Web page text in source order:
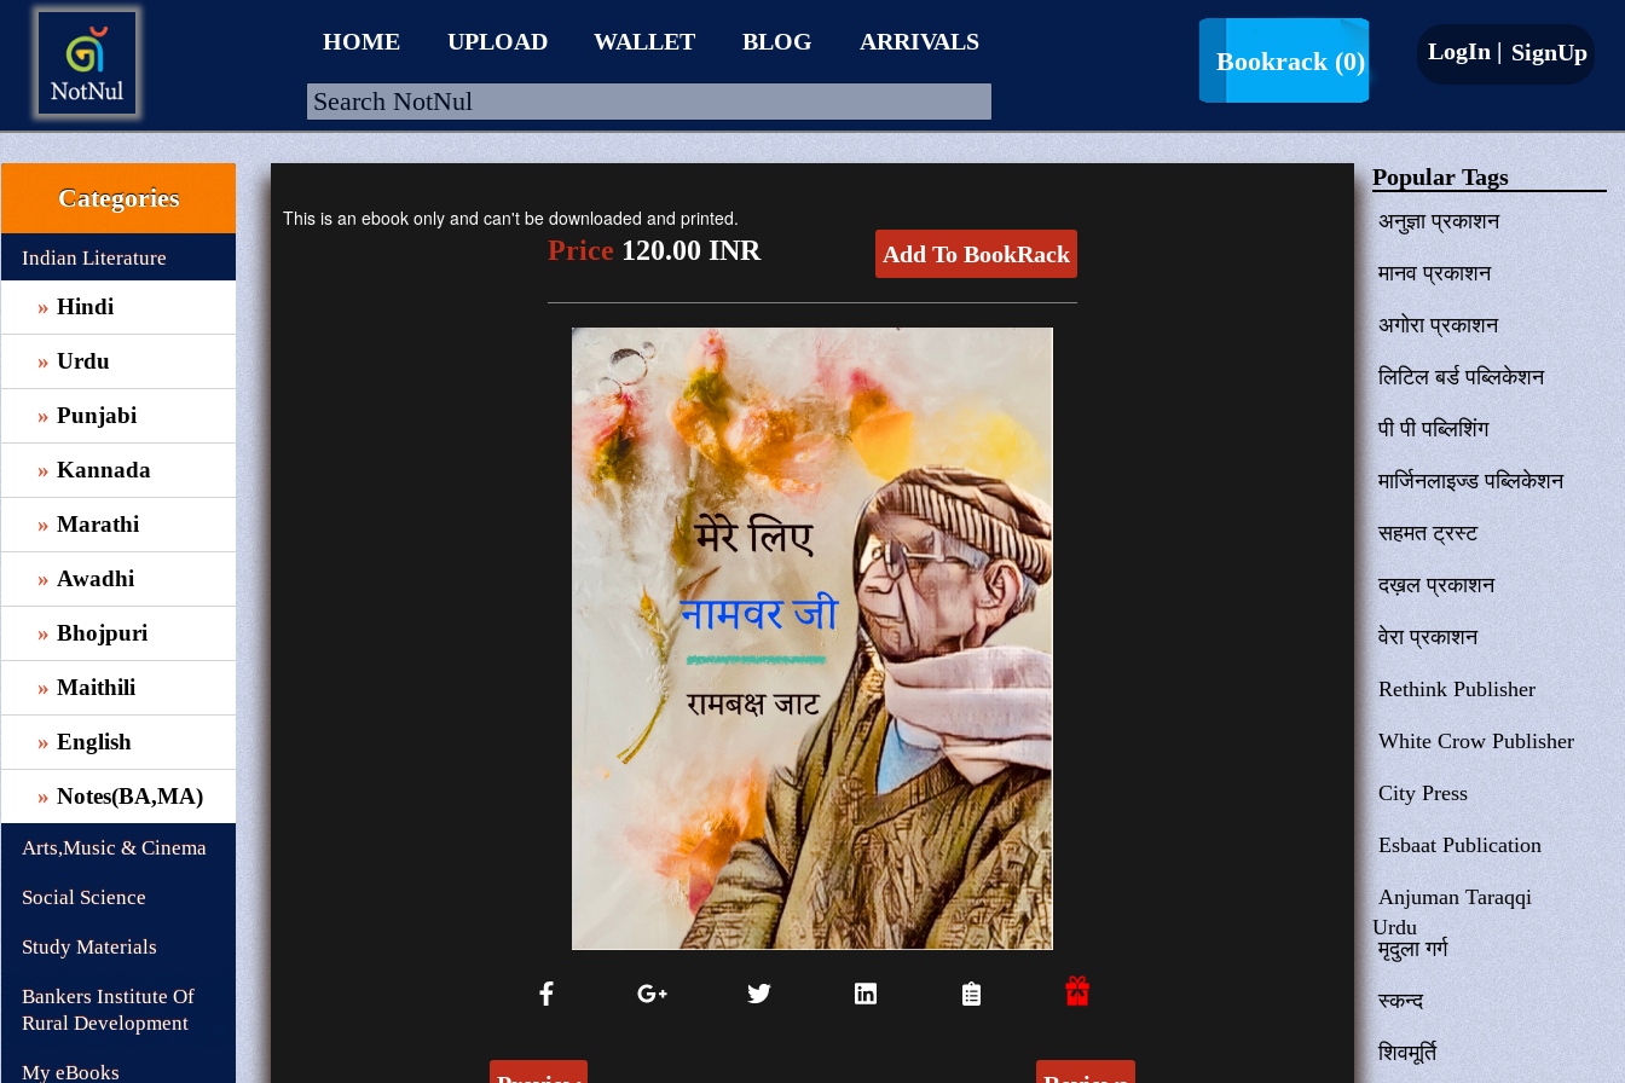
HOME
UPLOAD
WALLET
BLOG
ARRIVALS
CATEGORIES >
HOME UPLOAD WALLET BLOG ARRIVALS
Bookrack (0) LogIn | SignUp
Categories
Indian Literature
Hindi
Urdu
Punjabi
Kannada
Marathi
Awadhi
Bhojpuri
Maithili
English
Notes(BA,MA)
Arts,Music & Cinema
Social Science
Study Materials
Bankers Institute Of
Rural Development
My eBooks
This is an ebook only and can't be downloaded and printed.
Price 120.00 INR Add To BookRack
Popular Tags
अनुज्ञा प्रकाशन
मानव प्रकाशन
अगोरा प्रकाशन
लिटिल बर्ड पब्लिकेशन
पी पी पब्लिशिंग
मार्जिनलाइज्ड पब्लिकेशन
सहमत ट्रस्ट
दख़ल प्रकाशन
वेरा प्रकाशन
Rethink Publisher
White Crow Publisher
City Press
Esbaat Publication
Anjuman Taraqqi
Urdu
मृदुला गर्ग
स्कन्द
शिवमूर्ति